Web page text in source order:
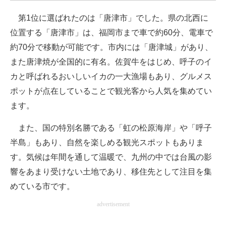
ちょっと気になるネットの話題
第1位に選ばれたのは「唐津市」でした。県の北西に
位置する「唐津市」は、福岡市まで車で約60分、電車で
約70分で移動が可能です。市内には「唐津城」があり、
また唐津焼が全国的に有名。佐賀牛をはじめ、呼子のイ
カと呼ばれるおいしいイカの一大漁場もあり、グルメス
ポットが点在していることで観光客から人気を集めてい
ます。
また、国の特別名勝である「虹の松原海岸」や「呼子
半島」もあり、自然を楽しめる観光スポットもありま
す。気候は年間を通して温暖で、九州の中では台風の影
響をあまり受けない土地であり、移住先として注目を集
めている市です。
advertisement